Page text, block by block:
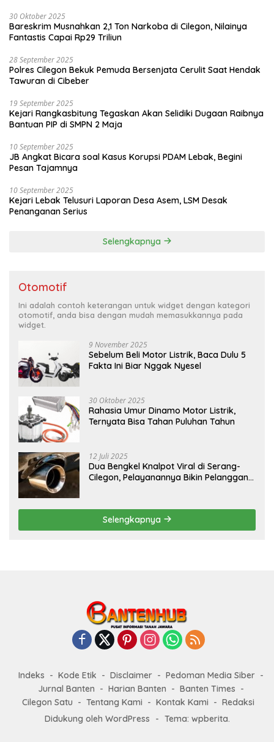
30 Oktober 2025
Bareskrim Musnahkan 2,1 Ton Narkoba di Cilegon, Nilainya
Fantastis Capai Rp29 Triliun
28 September 2025
Polres Cilegon Bekuk Pemuda Bersenjata Cerulit Saat Hendak
Tawuran di Cibeber
19 September 2025
Kejari Rangkasbitung Tegaskan Akan Selidiki Dugaan Raibnya
Bantuan PIP di SMPN 2 Maja
10 September 2025
JB Angkat Bicara soal Kasus Korupsi PDAM Lebak, Begini
Pesan Tajamnya
10 September 2025
Kejari Lebak Telusuri Laporan Desa Asem, LSM Desak
Penanganan Serius
Selengkapnya
Otomotif
Ini adalah contoh keterangan untuk widget dengan kategori
otomotif, anda bisa dengan mudah memasukkannya pada
widget.
9 November 2025
Sebelum Beli Motor Listrik, Baca Dulu 5
Fakta Ini Biar Nggak Nyesel
30 Oktober 2025
Rahasia Umur Dinamo Motor Listrik,
Ternyata Bisa Tahan Puluhan Tahun
12 Juli 2025
Dua Bengkel Knalpot Viral di Serang-
Cilegon, Pelayanannya Bikin Pelanggan
Selengkapnya
Indeks Kode Etik Disclaimer
Pedoman Media Siber
Jurnal Banten
Harian Banten
Banten Times
Cilegon Satu
Tentang Kami Kontak Kami
Redaksi
Didukung oleh WordPress
- Tema: wpberita.